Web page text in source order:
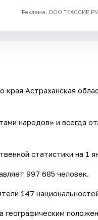
Реклама. ООО
края Астраханская
народов» и всегда
статистики на 1
997 685 человек.
147
географическим